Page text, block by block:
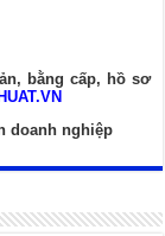
bằng cấp, hồ sơ
doanh nghiệp